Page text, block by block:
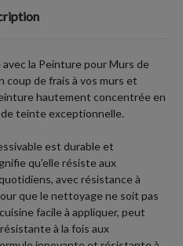
la Peinture pour Murs de
coup de frais à vos murs et
hautement concentrée en
teinte exceptionnelle.
est durable et
qu'elle résiste aux
avec résistance à
que le nettoyage ne soit pas
facile à appliquer, peut
à la fois aux